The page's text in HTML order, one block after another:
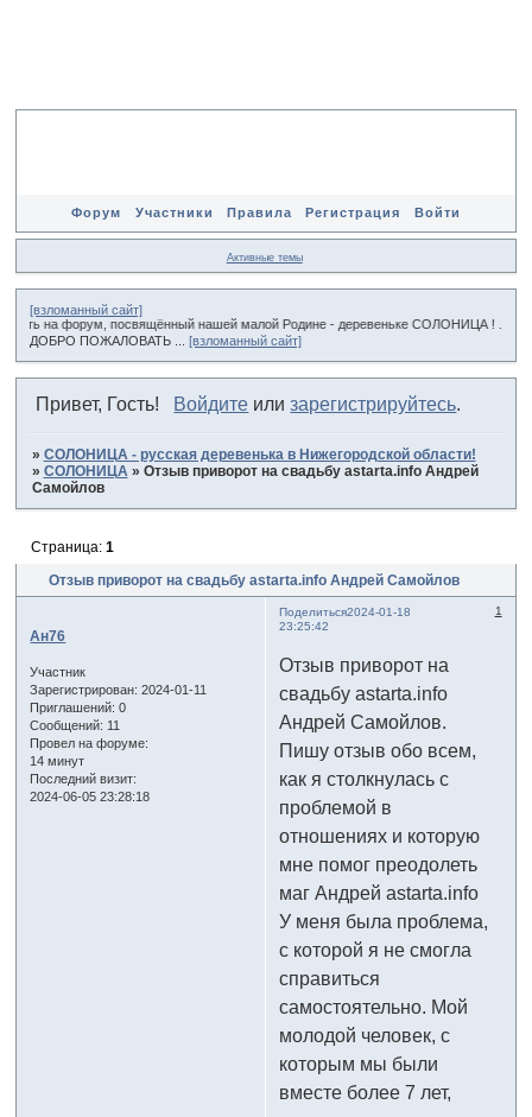
Форум Участники Правила Регистрация Войти
Активные темы
[взломанный сайт]
на форум, посвящённый нашей малой Родине - деревеньке СОЛОНИЦА ! ...
ДОБРО ПОЖАЛОВАТЬ ... [взломанный сайт]
Привет, Гость! Войдите илизарегистрируйтесь.
» СОЛОНИЦА - русская деревенька в Нижегородской области!
» СОЛОНИЦА » Отзыв приворот на свадьбу astarta.info Андрей
Самойлов
Отзыв приворот на свадьбу astarta.info Андрей Самойлов
Страница: 1
Поделиться 1
2024-01-18
23:25:42
Ан76
Участник
Зарегистрирован: 2024-01-11
Приглашений: 0
Сообщений: 11
Провел на форуме:
14 минут
Последний визит:
2024-06-05 23:28:18
Отзыв приворот на
свадьбу astarta.info
Андрей Самойлов.
Пишу отзыв обо всем,
как я столкнулась с
проблемой в
отношениях и которую
мне помог преодолеть
маг Андрей astarta.info
У меня была проблема,
с которой я не смогла
справиться
самостоятельно. Мой
молодой человек, с
которым мы были
вместе более 7 лет,